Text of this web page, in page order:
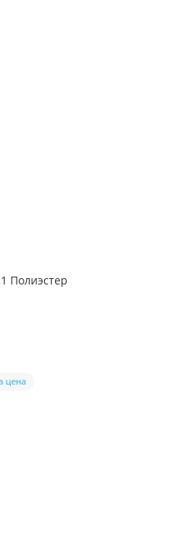
Полиэстер
цена